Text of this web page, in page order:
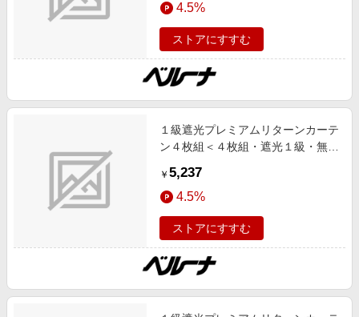
レー １００Ｘ１１０ インテリア
iellio 夏号 1級遮光,UV対策/UVカッ
ト,あったかアイテム,形状記憶,断
熱,防音 SNS,インテリア,ネット限
定
4.5%
ストアにすすむ
１級遮光プレミアムリターンカーテ
ン４枚組＜４枚組・遮光１級・無
活・リターンカーテン＞ グレー １
００Ｘ１１０ インテリア iellio 夏号
1級遮光,UV対策/UVカット,あった
かアイテム,形状記憶,断熱,防音
SNS,インテリア,ネット限定
￥ 5,237
4.5%
ストアにすすむ